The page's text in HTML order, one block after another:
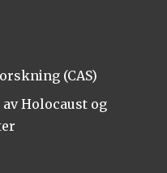
(CAS)
Holocaust og